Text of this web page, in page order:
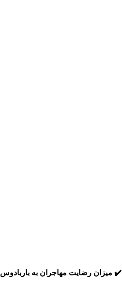
✔️ میزان رضایت مهاجران به باربادوس